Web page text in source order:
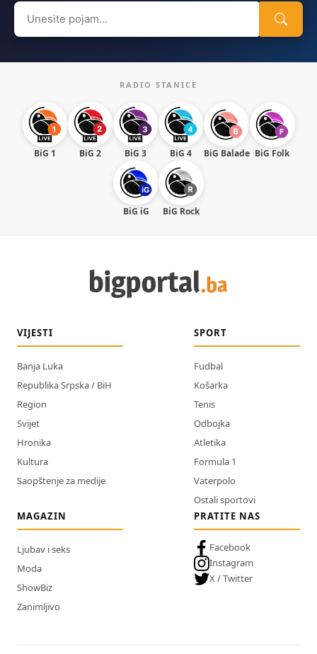
Search
for:
RADIO STANICE
BiG 1 BiG 2 BiG 3 BiG 4 BiG Balade BiG Folk
BiG iG BiG Rock
VIJESTI
Banja Luka
Republika Srpska / BiH
Region
Svijet
Hronika
Kultura
Saopštenje za medije
SPORT
Fudbal
Košarka
Tenis
Odbojka
Atletika
Formula 1
Vaterpolo
Ostali sportovi
MAGAZIN
Ljubav i seks
Moda
ShowBiz
Zanimljivo
PRATITE NAS
Facebook
Instagram
X / Twitter